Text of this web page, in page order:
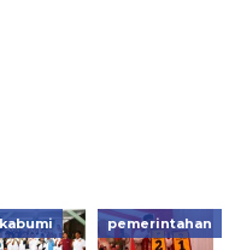
pemerintahan